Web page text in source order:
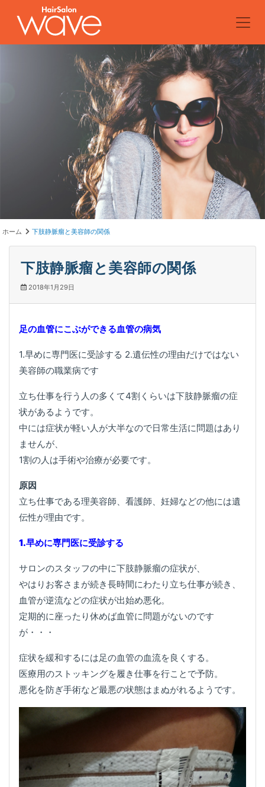
ホーム 下肢静脈瘤と美容師の関係
下肢静脈瘤と美容師の関係
2018年1月29日
足の血管にこぶができる血管の病気
1.早めに専門医に受診する 2.遺伝性の理由だけではない
美容師の職業病です
立ち仕事を行う人の多くて4割くらいは下肢静脈瘤の症
状があるようです。
中には症状が軽い人が大半なので日常生活に問題はあり
ませんが、
1割の人は手術や治療が必要です。
原因
立ち仕事である理美容師、看護師、妊婦などの他には遺
伝性が理由です。
1.早めに専門医に受診する
サロンのスタッフの中に下肢静脈瘤の症状が、
やはりお客さまが続き長時間にわたり立ち仕事が続き、
血管が逆流などの症状が出始め悪化。
定期的に座ったり休めば血管に問題がないのです
が・・・
症状を緩和するには足の血管の血流を良くする。
医療用のストッキングを履き仕事を行ことで予防。
悪化を防ぎ手術など最悪の状態はまぬがれるようです。